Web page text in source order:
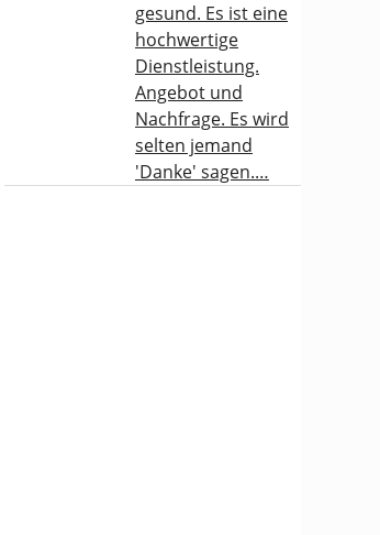
gesund. Es ist eine
hochwertige
Dienstleistung.
Angebot und
Nachfrage. Es wird
selten jemand
'Danke' sagen.…